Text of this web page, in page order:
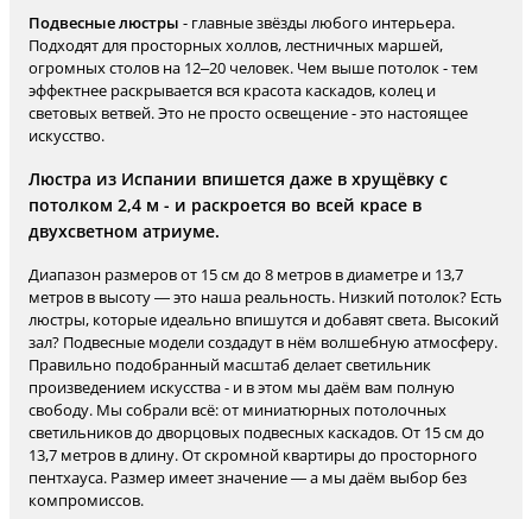
Подвесные люстры - главные звёзды любого интерьера.
Подходят для просторных холлов, лестничных маршей,
огромных столов на 12–20 человек. Чем выше потолок - тем
эффектнее раскрывается вся красота каскадов, колец и
световых ветвей. Это не просто освещение - это настоящее
искусство.
Люстра из Испании впишется даже в хрущёвку с
потолком 2,4 м - и раскроется во всей красе в
двухсветном атриуме.
Диапазон размеров от 15 см до 8 метров в диаметре и 13,7
метров в высоту — это наша реальность. Низкий потолок? Есть
люстры, которые идеально впишутся и добавят света. Высокий
зал? Подвесные модели создадут в нём волшебную атмосферу.
Правильно подобранный масштаб делает светильник
произведением искусства - и в этом мы даём вам полную
свободу. Мы собрали всё: от миниатюрных потолочных
светильников до дворцовых подвесных каскадов. От 15 см до
13,7 метров в длину. От скромной квартиры до просторного
пентхауса. Размер имеет значение — а мы даём выбор без
компромиссов.